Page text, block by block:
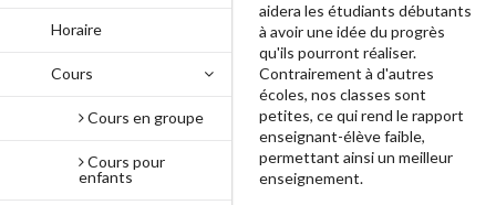
Horaire
Cours
Cours en groupe
Cours pour
enfants
aidera les étudiants débutants
à avoir une idée du progrès
qu'ils pourront réaliser.
Contrairement à d'autres
écoles, nos classes sont
petites, ce qui rend le rapport
enseignant-élève faible,
permettant ainsi un meilleur
enseignement.